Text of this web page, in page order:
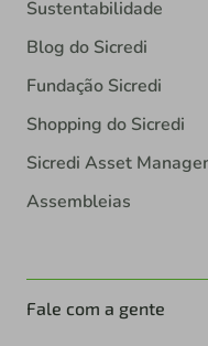
Sustentabilidade
Blog do Sicredi
Fundação Sicredi
Shopping do Sicredi
Sicredi Asset
Assembleias
Fale com a gente